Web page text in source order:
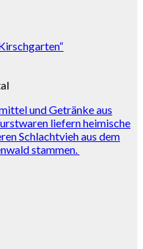
und Getränke aus
liefern heimische
Schlachtvieh aus dem
stammen.